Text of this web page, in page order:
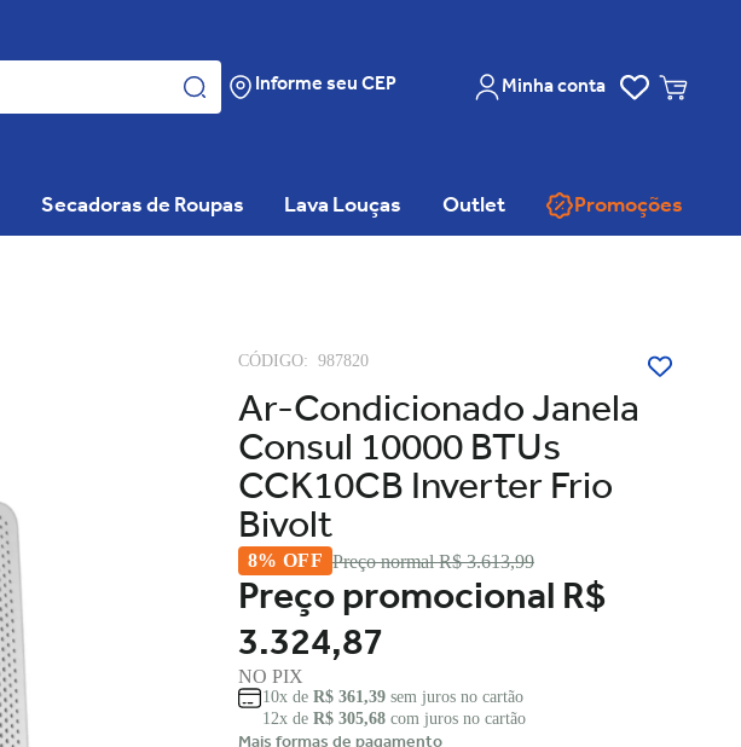
Informe seu CEP Minha conta
Secadoras de Roupas Lava Louças Outlet Promoções
CÓDIGO: 987820
Ar-Condicionado Janela
Consul 10000 BTUs
CCK10CB Inverter Frio
Bivolt
8% OFF Preço normalR$ 3.613,99
Preço promocionalR$
3.324,87
NO PIX
10x de R$ 361,39 sem juros no cartão
12x de R$ 305,68 com juros no cartão